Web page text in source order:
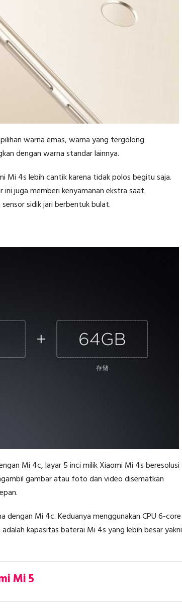
warna emas, warna yang tergolong
dengan warna standar lainnya.
Mi 4s lebih cantik karena tidak polos begitu saja.
juga memberi kenyamanan ekstra saat
sidik jari berbentuk bulat.
Mi 4c, layar 5 inci milik Xiaomi Mi 4s beresolusi
gambar atau foto dan video disematkan
dengan Mi 4c. Keduanya menggunakan CPU 6-core
kapasitas baterai Mi 4s yang lebih besar yakni
Mi 5